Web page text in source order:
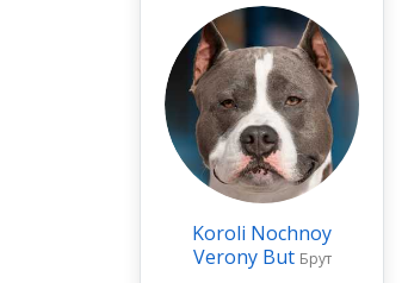
Koroli Nochnoy
Verony But Брут